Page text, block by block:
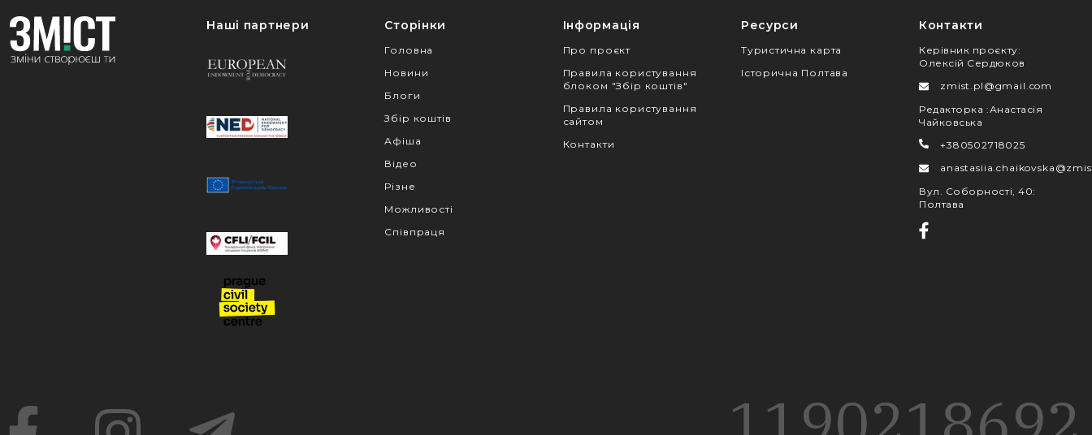
Наші партнери Сторінки
Головна
Новини
Блоги
Збір коштів
Афіша
Відео
Різне
Можливості
Співпраця
Інформація
Про проєкт
Правила користування
блоком "Збір коштів"
Правила користування
сайтом
Контакти
Ресурси
Туристична карта
Історична Полтава
Контакти
Керівник проєкту:
Олексій Сердюков
zmist.pl@gmail.com
Редакторка :Анастасія
Чайковська
+380502718025
Вул. Соборності, 40:
Полтава